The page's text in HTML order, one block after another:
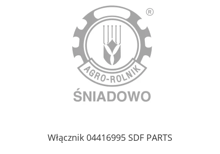
Włącznik 04416995 SDF PARTS